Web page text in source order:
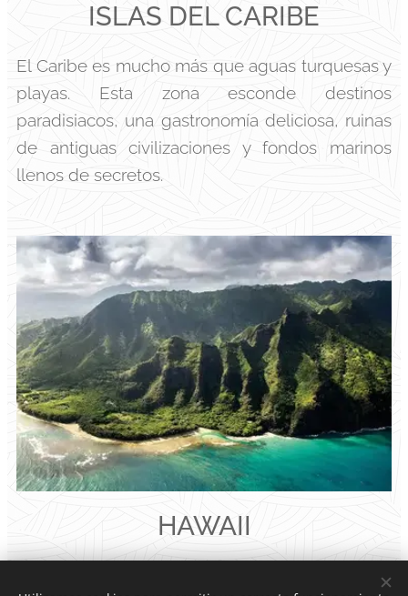
ISLAS DEL CARIBE
El Caribe es mucho más que aguas turquesas y
playas. Esta zona esconde destinos
paradisiacos, una gastronomía deliciosa, ruinas
de antiguas civilizaciones y fondos marinos
llenos de secretos.
HAWAII
Sus playas de ensueño, sus arrecifes de coral